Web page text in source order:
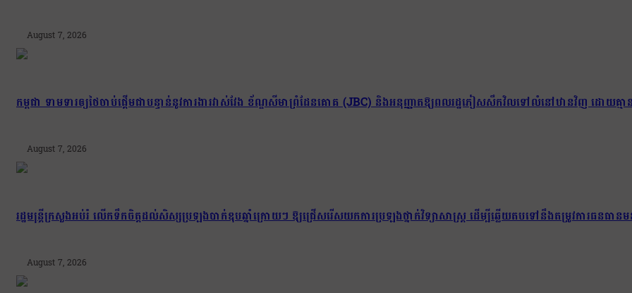
August 7, 2026
កម្ពុជា ទាមទារឲ្យថៃចាប់ផ្តើមជាបន្ទាន់នូវការងារវាស់វែង ខ័ណ្ឌសីមាព្រំដែនគោគ (JBC) និងអនុញ្ញាតឱ្យពលរដ្ឋភៀសសឹកវិលទៅលំនៅឋានវិញ ដោយគ្មាន
August 7, 2026
រដ្ឋមន្រ្តីក្រសួងអប់រំ លើកទឹកចិត្តដល់សិស្សប្រឡងបាក់ឌុបឆ្នាំក្រោយៗ ឱ្យជ្រើសរើសយកការប្រឡងថ្នាក់វិទ្យាសាស្ត្រ ដើម្បីឆ្លើយតបទៅនឹងតម្រូវការធនធា
August 7, 2026